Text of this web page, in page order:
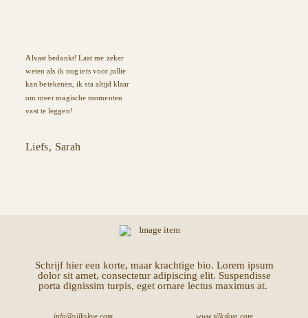
Alvast bedankt! Laat me zeker
weten als ik nog iets voor jullie
kan betekenen, ik sta altijd klaar
om meer magische momenten
vast te leggen!
Liefs, Sarah
Schrijf hier een korte, maar krachtige bio. Lorem ipsum
dolor sit amet, consectetur adipiscing elit. Suspendisse
porta dignissim turpis, eget ornare lectus maximus at.
info@silkskye.com www.silkskye.com